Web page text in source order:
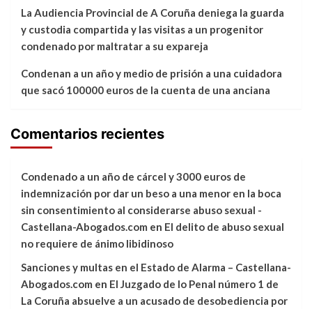
La Audiencia Provincial de A Coruña deniega la guarda
y custodia compartida y las visitas a un progenitor
condenado por maltratar a su expareja
Condenan a un año y medio de prisión a una cuidadora
que sacó 100000 euros de la cuenta de una anciana
Comentarios recientes
Condenado a un año de cárcel y 3000 euros de
indemnización por dar un beso a una menor en la boca
sin consentimiento al considerarse abuso sexual -
Castellana-Abogados.com en El delito de abuso sexual
no requiere de ánimo libidinoso
Sanciones y multas en el Estado de Alarma – Castellana-
Abogados.com en El Juzgado de lo Penal número 1 de
La Coruña absuelve a un acusado de desobediencia por